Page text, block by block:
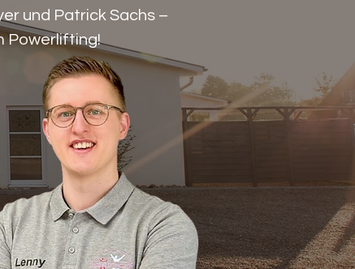
und Patrick Sachs –
Powerlifting!